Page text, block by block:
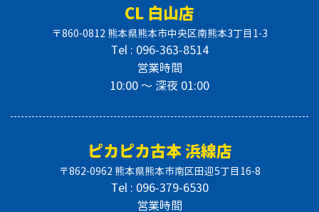
CL 白山店
〒860-0812 熊本県熊本市中央区南熊本3丁目1-3
Tel : 096-363-8514
営業時間
10:00 〜 深夜 01:00
ピカピカ古本 浜線店
〒862-0962 熊本県熊本市南区田迎5丁目16-8
Tel : 096-379-6530
営業時間